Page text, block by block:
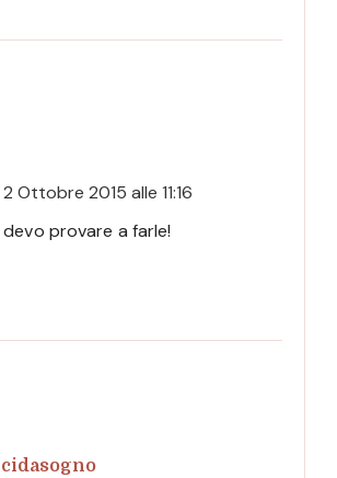
2 Ottobre 2015 alle 11:16
provare a farle!